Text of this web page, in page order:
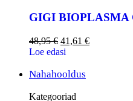
GIGI BIOPLASMA
48,95€ 41,61 €
Loe edasi
Nahahooldus
Kategooriad